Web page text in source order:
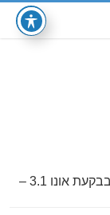
נתוני הקורונה בבקעת אונו 3.1 –